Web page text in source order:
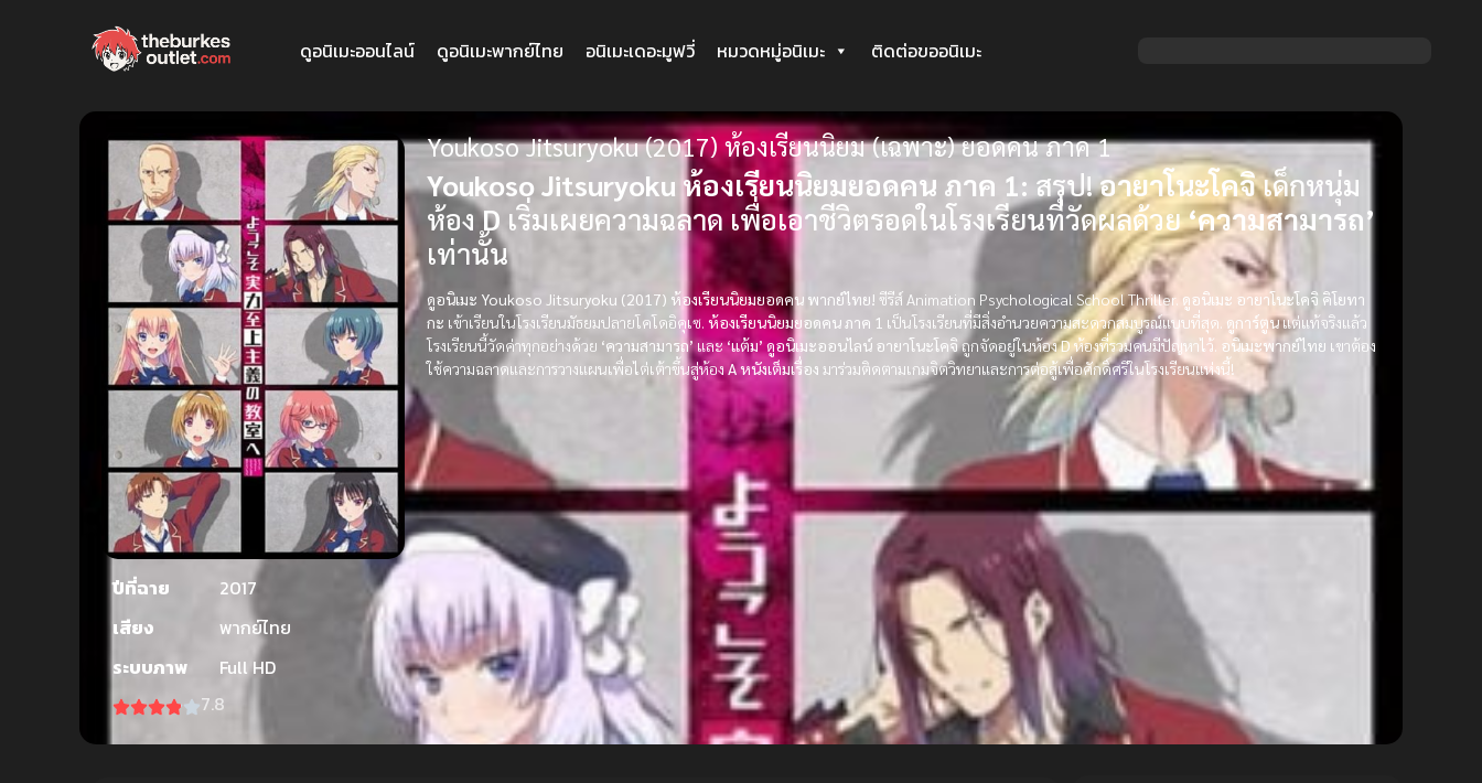
ดูอนิเมะออนไลน์ ดูอนิเมะพากย์ไทย อนิเมะเดอะมูฟวี่ หมวดหมู่อนิเมะ ติดต่อขออนิเมะ
ปีที่ฉาย
2017
เสียง
พากย์ไทย
ระบบภาพ
Full HD
7.8
Youkoso Jitsuryoku (2017) ห้องเรียนนิยม (เฉพาะ) ยอดคน ภาค 1
Youkoso Jitsuryoku ห้องเรียนนิยมยอดคน ภาค 1: สรุป!อายาโนะโคจิเด็กหนุ่ม
ห้องD เริ่มเผยความฉลาด เพื่อเอาชีวิตรอดในโรงเรียนที่วัดผลด้วย‘ความสามารถ’
เท่านั้น
ดูอนิเมะ Youkoso Jitsuryoku (2017) ห้องเรียนนิยมยอดคน พากย์ไทย! ซีรีส์ Animation Psychological School Thriller. ดูอนิเมะ อายาโนะโคจิ คิโยทา
กะ เข้าเรียนในโรงเรียนมัธยมปลายโคโดอิคุเซ. ห้องเรียนนิยมยอดคน ภาค 1 เป็นโรงเรียนที่มีสิ่งอำนวยความสะดวกสมบูรณ์แบบที่สุด. ดูการ์ตูนแต่แท้จริงแล้ว
โรงเรียนนี้วัดค่าทุกอย่างด้วย ‘ความสามารถ’และ‘แต้ม’ ดูอนิเมะออนไลน์ อายาโนะโคจิถูกจัดอยู่ในห้องDห้องที่รวมคนมีปัญหาไว้. อนิเมะพากย์ไทย เขาต้อง
ใช้ความฉลาดและการวางแผนเพื่อไต่เต้าขึ้นสู่ห้องAหนังเต็มเรื่อง มาร่วมติดตามเกมจิตวิทยาและการต่อสู้เพื่อศักดิ์ศรีในโรงเรียนแห่งนี้!